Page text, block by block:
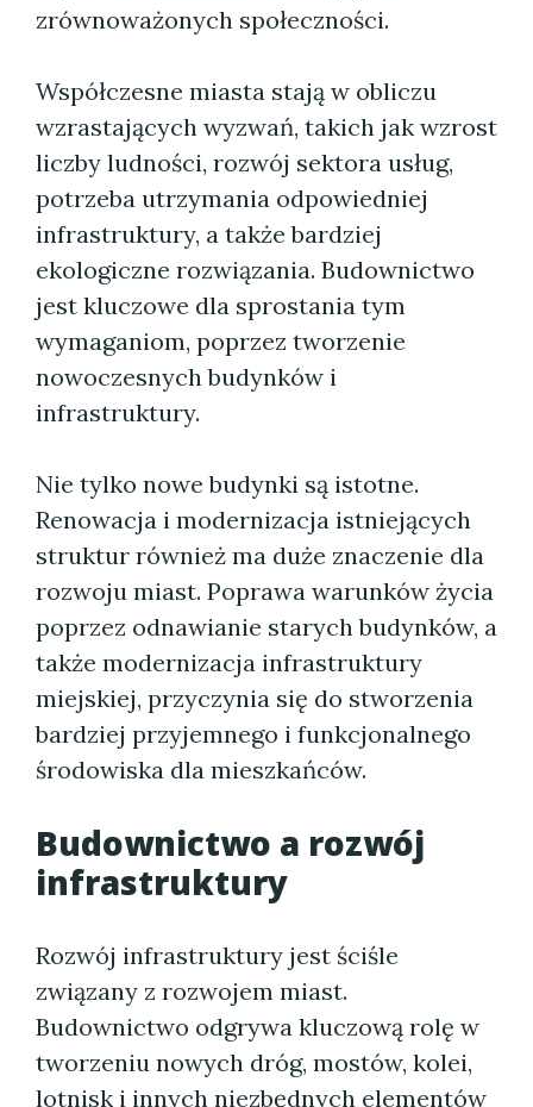
zrównoważonych społeczności.
Współczesne miasta stają w obliczu
wzrastających wyzwań, takich jak wzrost
liczby ludności, rozwój sektora usług,
potrzeba utrzymania odpowiedniej
infrastruktury, a także bardziej
ekologiczne rozwiązania. Budownictwo
jest kluczowe dla sprostania tym
wymaganiom, poprzez tworzenie
nowoczesnych budynków i
infrastruktury.
Nie tylko nowe budynki są istotne.
Renowacja i modernizacja istniejących
struktur również ma duże znaczenie dla
rozwoju miast. Poprawa warunków życia
poprzez odnawianie starych budynków, a
także modernizacja infrastruktury
miejskiej, przyczynia się do stworzenia
bardziej przyjemnego i funkcjonalnego
środowiska dla mieszkańców.
Budownictwo a rozwój
infrastruktury
Rozwój infrastruktury jest ściśle
związany z rozwojem miast.
Budownictwo odgrywa kluczową rolę w
tworzeniu nowych dróg, mostów, kolei,
lotnisk i innych niezbędnych elementów